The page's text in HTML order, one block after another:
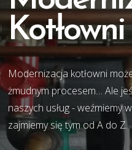
Kotłowni
Modernizacja kotłowni
żmudnym procesem… Ale
naszych usług - weźmiemy
zajmiemy się tym od A do Z.